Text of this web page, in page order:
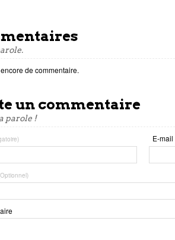
de commentaire.
un commentaire
parole !
E-mail